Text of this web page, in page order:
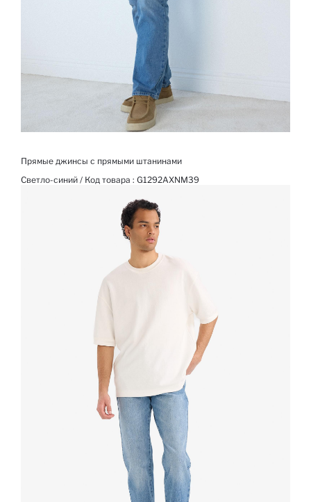
Прямые джинсы с прямыми штанинами
Светло-синий / Код товара : G1292AXNM39